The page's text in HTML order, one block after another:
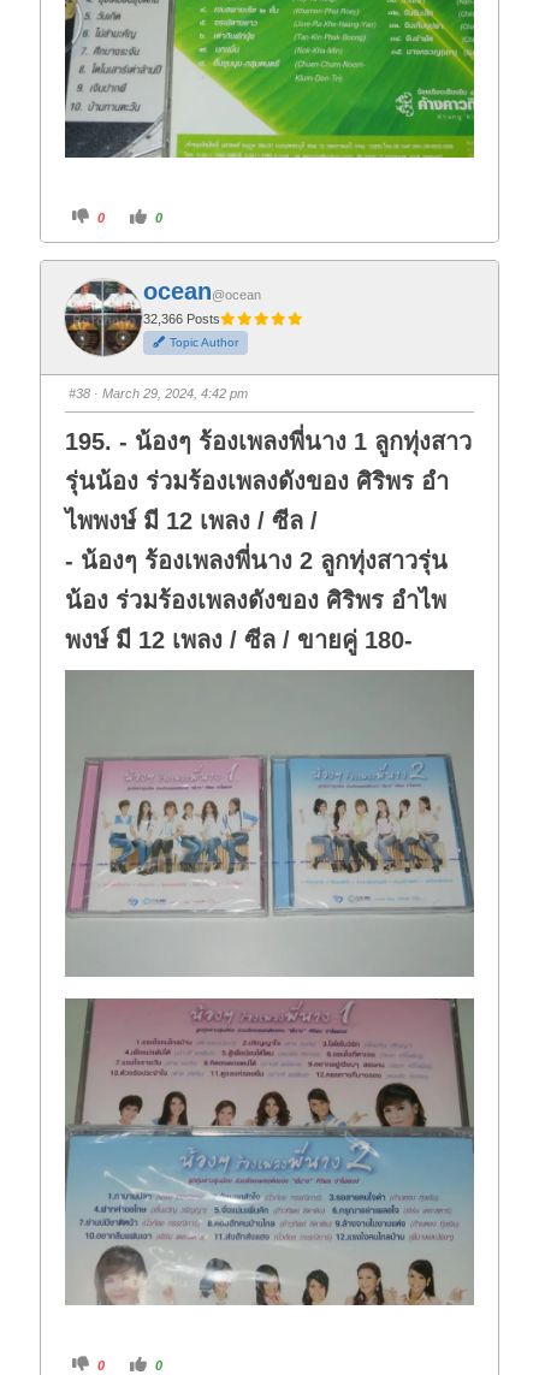
C
i
k
f
o
r
t
h
u
m
b
d
o
n
.
0
C
i
k
o
t
h
u
m
b
u
p
0
ocean@ocean
32,366 Posts
Topic Author
#38 · March 29, 2024, 4:42 pm
195. - น้องๆ ร้องเพลงพี่นาง 1 ลูกทุ่งสาว
รุ่นน้อง ร่วมร้องเพลงดังของ ศิริพร อำ
ไพพงษ์ มี 12 เพลง / ซีล /
- น้องๆ ร้องเพลงพี่นาง 2 ลูกทุ่งสาวรุ่น
น้อง ร่วมร้องเพลงดังของ ศิริพร อำไพ
พงษ์ มี 12 เพลง / ซีล / ขายคู่ 180-
C 0
C 0